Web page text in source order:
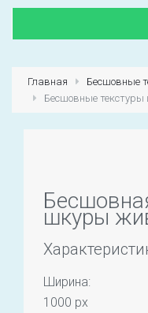
Первый
Главная
Бесшовные
Бесшовные
шкуры
Ширина:
1000 px